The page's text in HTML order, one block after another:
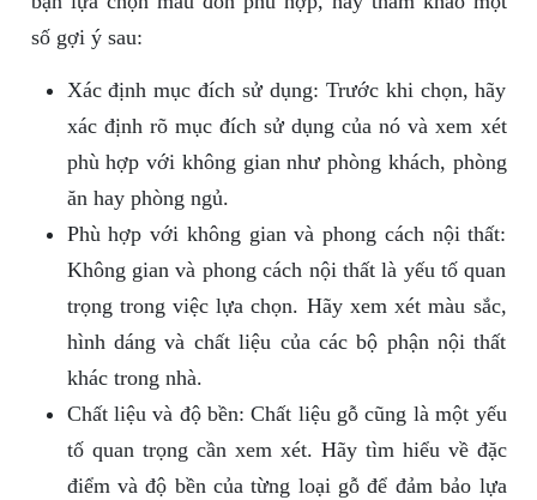
số gợi ý sau:
Xác định mục đích sử dụng: Trước khi chọn, hãy
xác định rõ mục đích sử dụng của nó và xem xét
phù hợp với không gian như phòng khách, phòng
ăn hay phòng ngủ.
Phù hợp với không gian và phong cách nội thất:
Không gian và phong cách nội thất là yếu tố quan
trọng trong việc lựa chọn. Hãy xem xét màu sắc,
hình dáng và chất liệu của các bộ phận nội thất
khác trong nhà.
Chất liệu và độ bền: Chất liệu gỗ cũng là một yếu
tố quan trọng cần xem xét. Hãy tìm hiểu về đặc
điểm và độ bền của từng loại gỗ để đảm bảo lựa